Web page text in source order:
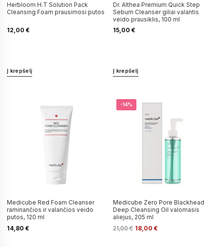
Herbloom H.T Solution Pack
Cleansing Foam prausimosi putos
12,00 €
Į krepšelį
Dr. Althea Premium Quick Step
Sebum Cleanser giliai valantis
veido prausiklis, 100 ml
15,00 €
Į krepšelį
Medicube Red Foam Cleanser
raminančios ir valančios veido
putos, 120 ml
14,80 €
-14%
Medicube Zero Pore Blackhead
Deep Cleansing Oil valomasis
aliejus, 205 ml
21,00€ 18,00 €